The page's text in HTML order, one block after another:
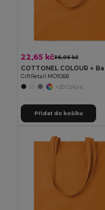
22,65 kč36,05 kč
GiftRetail MO9268
+20 Colors
Přidat do košíku